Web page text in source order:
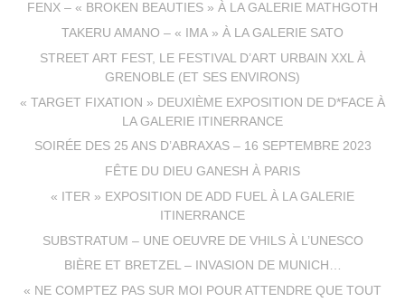
FENX – « BROKEN BEAUTIES » À LA GALERIE MATHGOTH
TAKERU AMANO – « IMA » À LA GALERIE SATO
STREET ART FEST, LE FESTIVAL D’ART URBAIN XXL À
GRENOBLE (ET SES ENVIRONS)
« TARGET FIXATION » DEUXIÈME EXPOSITION DE D*FACE À
LA GALERIE ITINERRANCE
SOIRÉE DES 25 ANS D’ABRAXAS – 16 SEPTEMBRE 2023
FÊTE DU DIEU GANESH À PARIS
« ITER » EXPOSITION DE ADD FUEL À LA GALERIE
ITINERRANCE
SUBSTRATUM – UNE OEUVRE DE VHILS À L’UNESCO
BIÈRE ET BRETZEL – INVASION DE MUNICH…
« NE COMPTEZ PAS SUR MOI POUR ATTENDRE QUE TOUT